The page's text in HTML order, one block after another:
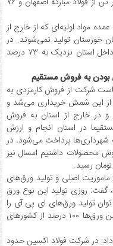
مواد اولیه‌ای که از خارج از
خوزستان تولید نمی‌شوند. در
شش ماهه دوم سال ۹۷ تامین مواد اولیه از داخل استان نزدیک به ۷۳ درصد
بودن به فروش مستقیم
شرکت از فروش کارمزدی به
این شمش خریداری می‌شد و
در خارج از استان به فروش
در استان انجام و ارزش
شهرداری‌ها پرداخت می‌شود. در
از فروش محصولات داشتیم امسال نیز
ماموریت اصلی و تولید ورق‌های
روزی تولید این نوع ورق
تولید ورق‌های ای پی آی را
در داخل کشور بدست آوردیم. پیش از این، این ورق‌ها ۱۰۰ درصد از کشورهای
در شرکت فولاد اکسین حدود